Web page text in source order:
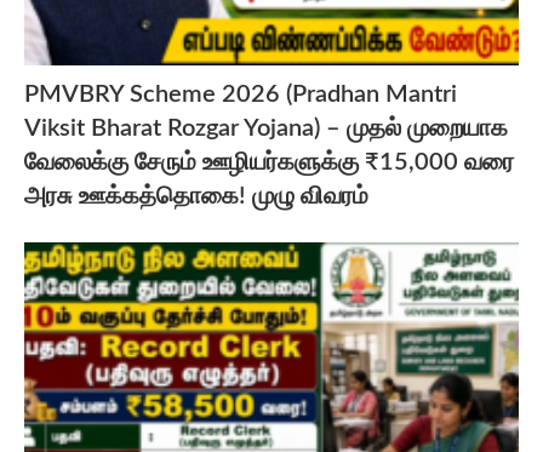
PMVBRY Scheme 2026 (Pradhan Mantri
Viksit Bharat Rozgar Yojana) – முதல் முறையாக
வேலைக்கு சேரும் ஊழியர்களுக்கு ₹15,000 வரை
அரசு ஊக்கத்தொகை! முழு விவரம்